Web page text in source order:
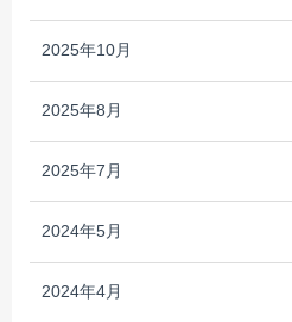
2025年10月
2025年8月
2025年7月
2024年5月
2024年4月